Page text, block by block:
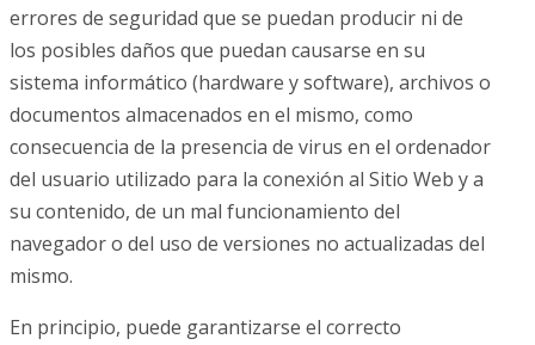
errores de seguridad que se puedan producir ni de
los posibles daños que puedan causarse en su
sistema informático (hardware y software), archivos o
documentos almacenados en el mismo, como
consecuencia de la presencia de virus en el ordenador
del usuario utilizado para la conexión al Sitio Web y a
su contenido, de un mal funcionamiento del
navegador o del uso de versiones no actualizadas del
mismo.
En principio, puede garantizarse el correcto